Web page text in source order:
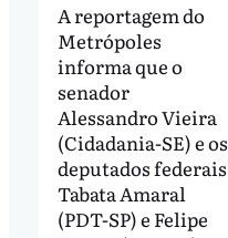
A reportagem do
Metrópoles
informa que o
senador
Alessandro Vieira
(Cidadania-SE) e os
deputados federais
Tabata Amaral
(PDT-SP) e Felipe